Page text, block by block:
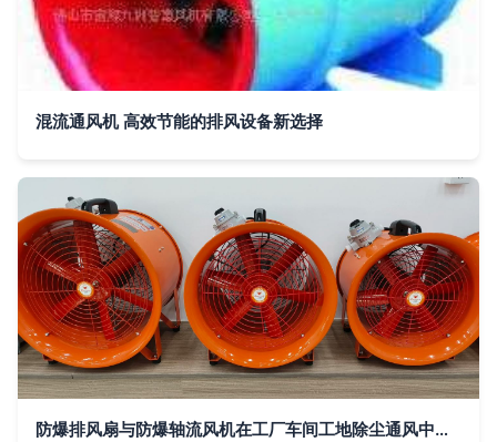
混流通风机 高效节能的排风设备新选择
防爆排风扇与防爆轴流风机在工厂车间工地除尘通风中的应用